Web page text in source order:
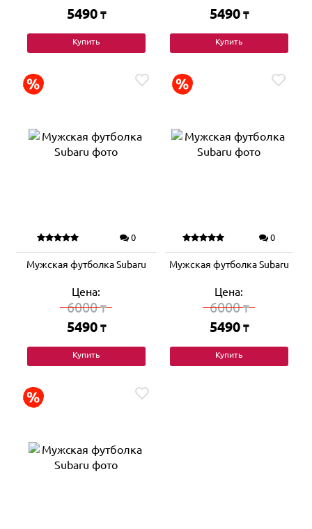
5490 ₸
Купить
5490 ₸
Купить
0
Мужская футболка Subaru
Цена:
6000₸
5490 ₸
Купить
0
Мужская футболка Subaru
Цена:
6000₸
5490 ₸
Купить